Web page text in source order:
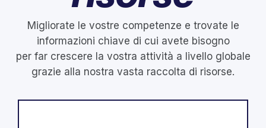
Migliorate le vostre competenze e trovate le
informazioni chiave di cui avete bisogno
per far crescere la vostra attività a livello globale
grazie alla nostra vasta raccolta di risorse.